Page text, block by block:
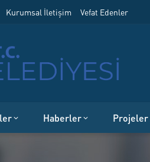
Kurumsal İletişim Vefat Edenler
Haberler Projeler